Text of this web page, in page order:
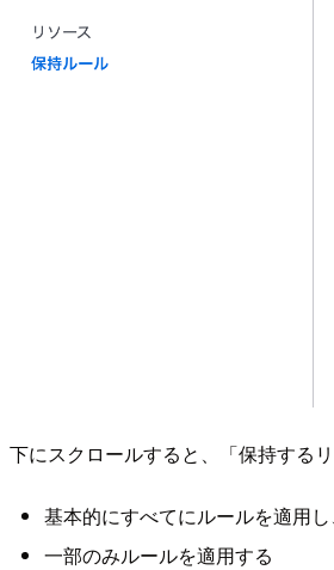
下にスクロールすると、「保持する
基本的にすべてにルールを適用
一部のみルールを適用する